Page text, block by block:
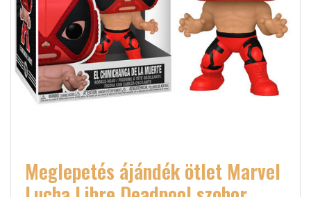
Meglepetés ájándék ötlet Marvel